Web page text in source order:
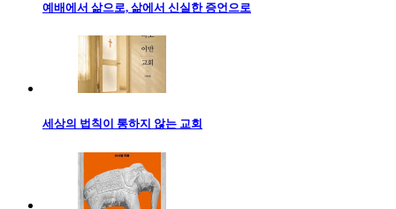
예배에서 삶으로, 삶에서 신실한 증언으로
세상의 법칙이 통하지 않는 교회